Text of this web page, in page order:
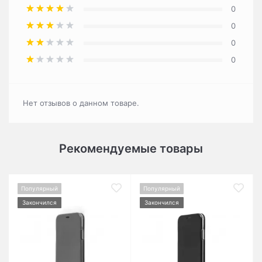
0
0
0
0
Нет отзывов о данном товаре.
Рекомендуемые товары
Популярный
Закончился
Популярный
Закончился